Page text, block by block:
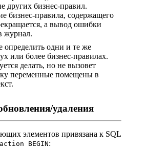
других бизнес-правил.
бизнес-правила, содержащего
а вывод ошибки
журнал.
одни и те же
или более бизнес-правилах.
делать, но не вызовет
переменные помещены в
удаления
элементов привязана к SQL
BEGIN: